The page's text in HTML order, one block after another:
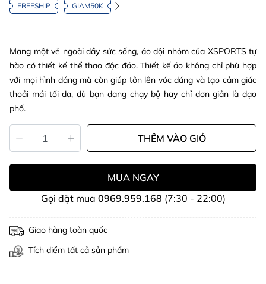
FREESHIP GIAM50K
Mang một vẻ ngoài đầy sức sống, áo đội nhóm của XSPORTS tự
hào có thiết kế thể thao độc đáo. Thiết kế áo không chỉ phù hợp
với mọi hình dáng mà còn giúp tôn lên vóc dáng và tạo cảm giác
thoải mái tối đa, dù bạn đang chạy bộ hay chỉ đơn giản là dạo
phố.
THÊM VÀO GIỎ
MUA NGAY
Gọi đặt mua 0969.959.168 (7:30 - 22:00)
Giao hàng toàn quốc
Tích điểm tất cả sản phẩm